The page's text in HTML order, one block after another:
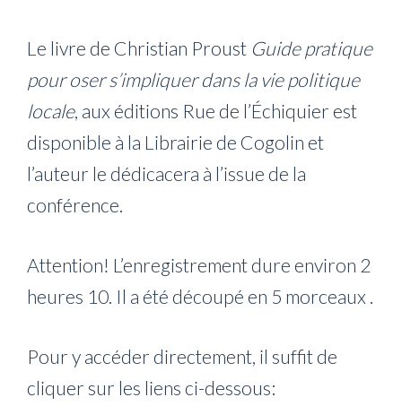
Le livre de Christian Proust Guide pratique
pour oser s’impliquer dans la vie politique
locale, aux éditions Rue de l’Échiquier est
disponible à la Librairie de Cogolin et
l’auteur le dédicacera à l’issue de la
conférence.
Attention! L’enregistrement dure environ 2
heures 10. Il a été découpé en 5 morceaux .
Pour y accéder directement, il suffit de
cliquer sur les liens ci-dessous: